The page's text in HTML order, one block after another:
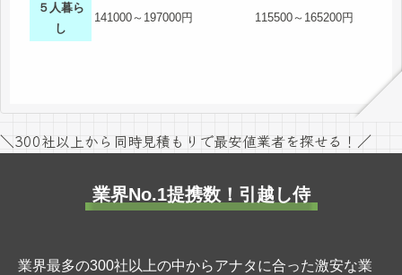
５人暮ら
し
141000～197000円 115500～165200円
＼300社以上から同時見積もりで最安値業者を探せる！／
業界No.1提携数！引越し侍
業界最多の300社以上の中からアナタに合った激安な業